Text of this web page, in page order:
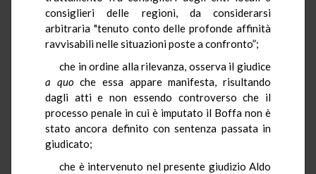
consiglieri delle regioni, da considerarsi
arbitraria "tenuto conto delle profonde affinità
ravvisabili nelle situazioni poste a confronto”;
che in ordine alla rilevanza, osserva il giudice
a quoche essa appare manifesta, risultando
dagli atti e non essendo controverso che il
processo penale in cui è imputato il Boffa non è
stato ancora definito con sentenza passata in
giudicato;
che è intervenuto nel presente giudizio Aldo